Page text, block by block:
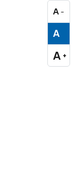
A −
Cỡ
A
Cỡ
A +
Cỡ